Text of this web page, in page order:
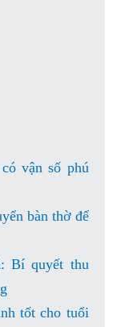
vận số phú
bàn thờ để
Bí quyết thu
tốt cho tuổi